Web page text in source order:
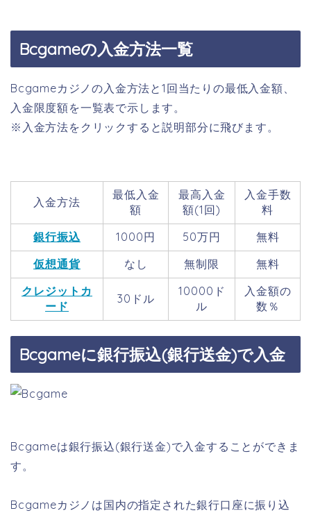
Bcgameの入金方法一覧
Bcgameカジノの入金方法と1回当たりの最低入金額、
入金限度額を一覧表で示します。
※入金方法をクリックすると説明部分に飛びます。
入金方法
最低入金
額
最高入金
額(1回)
入金手数
料
銀行振込
1000円 50万円
無料
仮想通貨
なし 無制限
無料
クレジットカ
ード
30ドル
10000ド
ル
入金額の
数％
Bcgameに銀行振込(銀行送金)で入金
Bcgameは銀行振込(銀行送金)で入金することができま
す。
Bcgameカジノは国内の指定された銀行口座に振り込